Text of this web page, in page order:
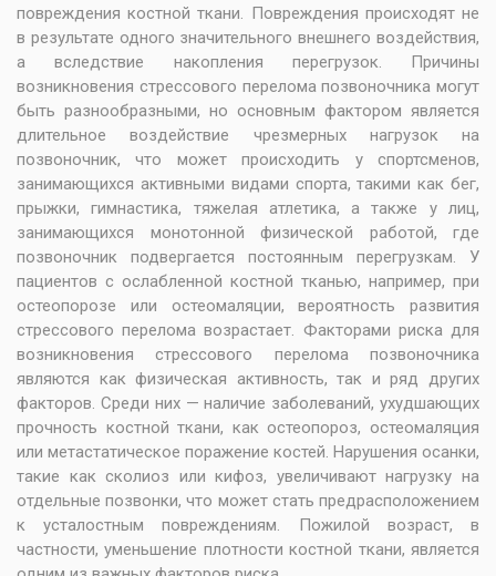
повреждения костной ткани. Повреждения происходят не
в результате одного значительного внешнего воздействия,
а вследствие накопления перегрузок. Причины
возникновения стрессового перелома позвоночника могут
быть разнообразными, но основным фактором является
длительное воздействие чрезмерных нагрузок на
позвоночник, что может происходить у спортсменов,
занимающихся активными видами спорта, такими как бег,
прыжки, гимнастика, тяжелая атлетика, а также у лиц,
занимающихся монотонной физической работой, где
позвоночник подвергается постоянным перегрузкам. У
пациентов с ослабленной костной тканью, например, при
остеопорозе или остеомаляции, вероятность развития
стрессового перелома возрастает. Факторами риска для
возникновения стрессового перелома позвоночника
являются как физическая активность, так и ряд других
факторов. Среди них — наличие заболеваний, ухудшающих
прочность костной ткани, как остеопороз, остеомаляция
или метастатическое поражение костей. Нарушения осанки,
такие как сколиоз или кифоз, увеличивают нагрузку на
отдельные позвонки, что может стать предрасположением
к усталостным повреждениям. Пожилой возраст, в
частности, уменьшение плотности костной ткани, является